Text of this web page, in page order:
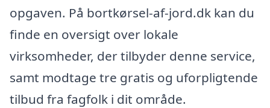
opgaven. På bortkørsel-af-jord.dk kan du
finde en oversigt over lokale
virksomheder, der tilbyder denne service,
samt modtage tre gratis og uforpligtende
tilbud fra fagfolk i dit område.